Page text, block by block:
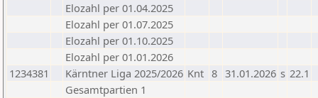
Elozahl per 01.04.2025
Elozahl per 01.07.2025
Elozahl per 01.10.2025
Elozahl per 01.01.2026
1234381
Kärntner Liga 2025/2026 Knt 8 31.01.2026 s 22.1
Gesamtpartien 1